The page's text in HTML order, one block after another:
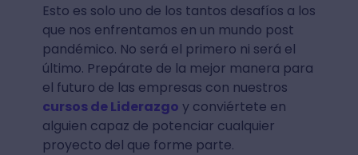
Esto es solo uno de los tantos desafíos a los
que nos enfrentamos en un mundo post
pandémico. No será el primero ni será el
último. Prepárate de la mejor manera para
el futuro de las empresas con nuestros
cursos de Liderazgo y conviértete en
alguien capaz de potenciar cualquier
proyecto del que forme parte.